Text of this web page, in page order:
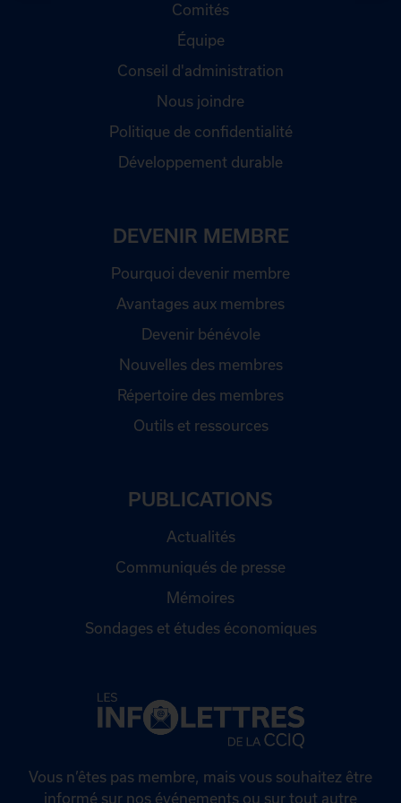
Comités
Équipe
Conseil d'administration
Nous joindre
Politique de confidentialité
Développement durable
DEVENIR MEMBRE
Pourquoi devenir membre
Avantages aux membres
Devenir bénévole
Nouvelles des membres
Répertoire des membres
Outils et ressources
PUBLICATIONS
Actualités
Communiqués de presse
Mémoires
Sondages et études économiques
Vous n’êtes pas membre, mais vous souhaitez être
informé sur nos événements ou sur tout autre